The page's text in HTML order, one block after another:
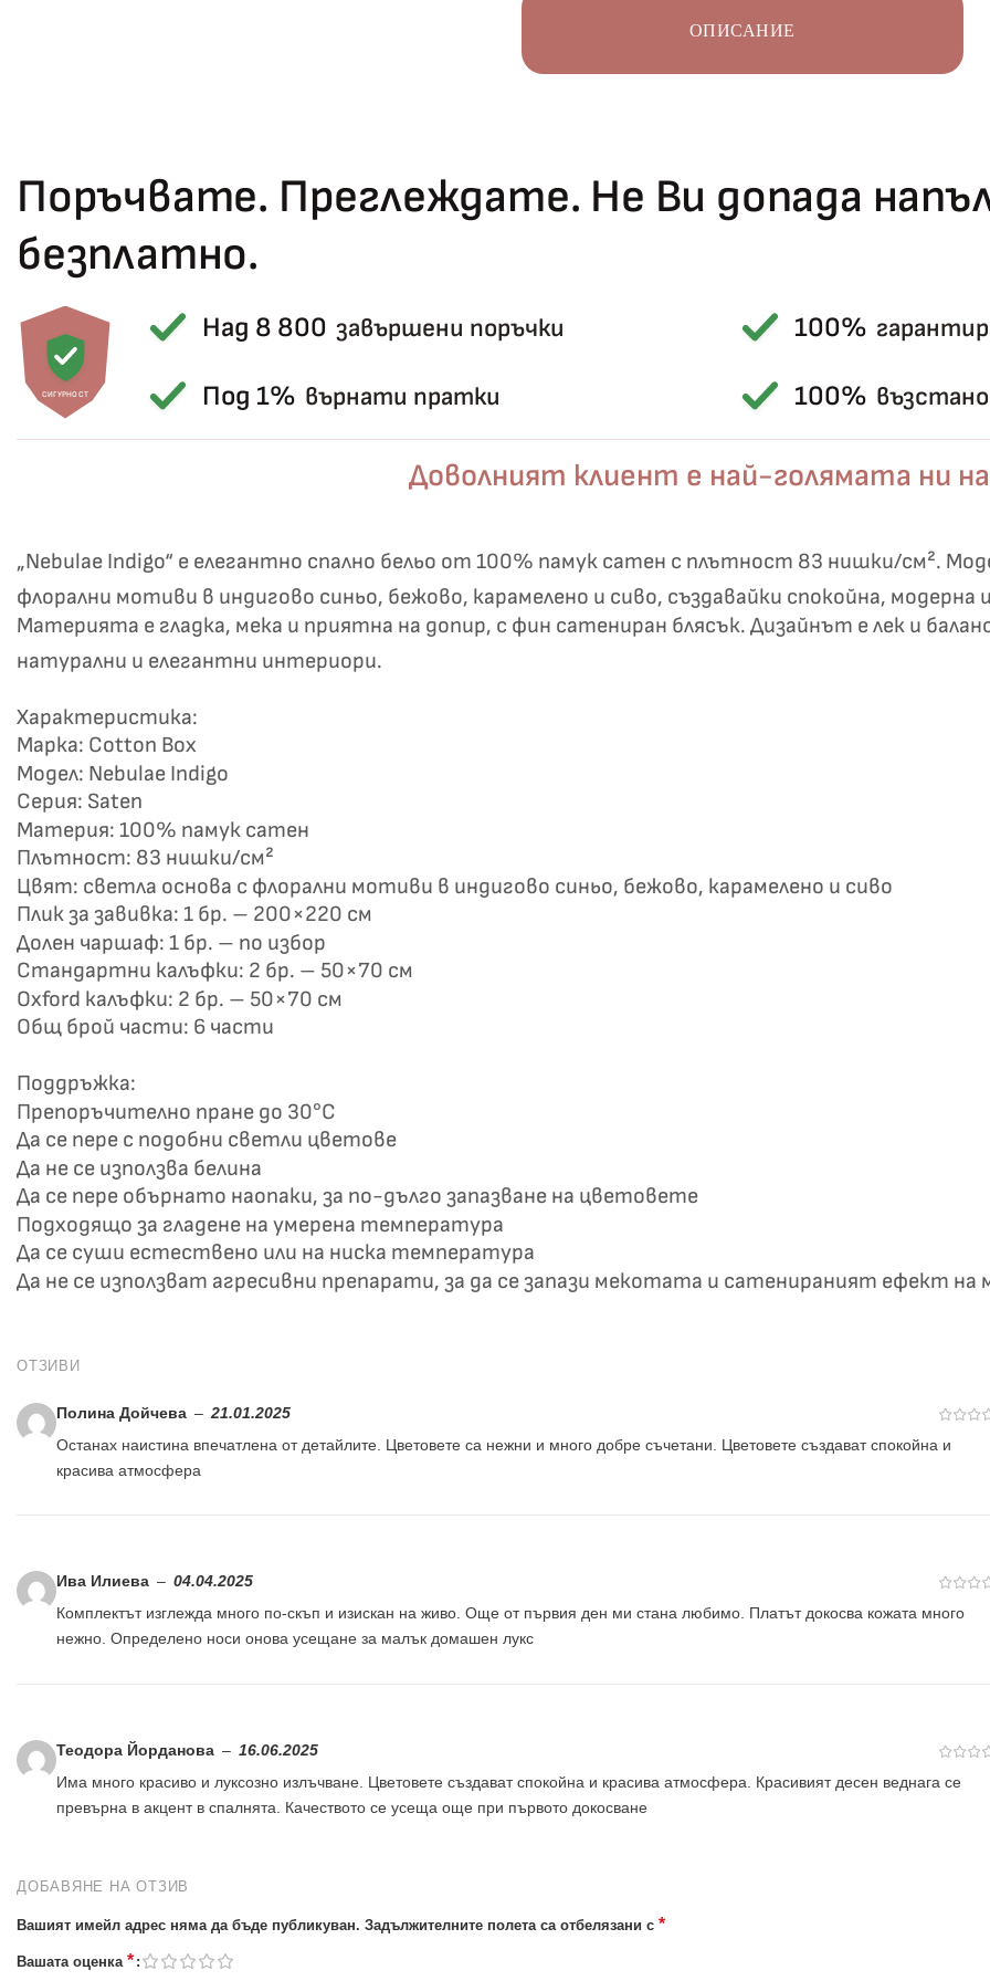
ОПИСАНИЕ
Поръчвате. Преглеждате. Не Ви допада
безплатно.
СИГУРНОСТ
Над 8 800 завършени поръчки
Под 1% върнати пратки
100%
100%
Доволният клиент е най-голямата ни
„Nebulae Indigo“ е елегантно спално бельо от 100% памук сатен с плътност 83 нишки/см².
флорални мотиви в индигово синьо, бежово, карамелено и сиво, създавайки спокойна, модерна
Материята е гладка, мека и приятна на допир, с фин сатениран блясък. Дизайнът е лек и
натурални и елегантни интериори.
Характеристика:
Марка: Cotton Box
Модел: Nebulae Indigo
Серия: Saten
Материя: 100% памук сатен
Плътност: 83 нишки/см²
Цвят: светла основа с флорални мотиви в индигово синьо, бежово, карамелено и сиво
Плик за завивка: 1 бр. – 200×220 см
Долен чаршаф: 1 бр. – по избор
Стандартни калъфки: 2 бр. – 50×70 см
Oxford калъфки: 2 бр. – 50×70 см
Общ брой части: 6 части
Поддръжка:
Препоръчително пране до 30°C
Да се пере с подобни светли цветове
Да не се използва белина
Да се пере обърнато наопаки, за по-дълго запазване на цветовете
Подходящо за гладене на умерена температура
Да се суши естествено или на ниска температура
Да не се използват агресивни препарати, за да се запази мекотата и сатенираният ефект
ОТЗИВИ
Полина Дойчева – 21.01.2025
Останах наистина впечатлена от детайлите. Цветовете са нежни и много добре съчетани. Цветовете създават спокойна и
красива атмосфера
Ива Илиева – 04.04.2025
Комплектът изглежда много по-скъп и изискан на живо. Още от първия ден ми стана любимо. Платът докосва кожата много
нежно. Определено носи онова усещане за малък домашен лукс
Теодора Йорданова – 16.06.2025
Има много красиво и луксозно излъчване. Цветовете създават спокойна и красива атмосфера. Красивият десен веднага се
превърна в акцент в спалнята. Качеството се усеща още при първото докосване
ДОБАВЯНЕ НА ОТЗИВ
Вашият имейл адрес няма да бъде публикуван. Задължителните полета са отбелязани с *
Вашата оценка *
Късметът избра Вас!
✦
Хавлиени кърпи – Комплект 2 части – 100% памук
19,00 €0 €